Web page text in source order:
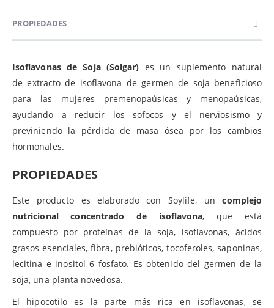
PROPIEDADES
Isoflavonas de Soja (Solgar) es un suplemento natural
de extracto de isoflavona de germen de soja beneficioso
para las mujeres premenopaúsicas y menopaúsicas,
ayudando a reducir los sofocos y el nerviosismo y
previniendo la pérdida de masa ósea por los cambios
hormonales.
PROPIEDADES
Este producto es elaborado con Soylife, uncomplejo
nutricional concentrado de isoflavona, que está
compuesto por proteínas de la soja, isoflavonas, ácidos
grasos esenciales, fibra, prebióticos, tocoferoles, saponinas,
lecitina e inositol 6 fosfato. Es obtenido del germen de la
soja, una planta novedosa.
El hipocotilo es la parte más rica en isoflavonas, se